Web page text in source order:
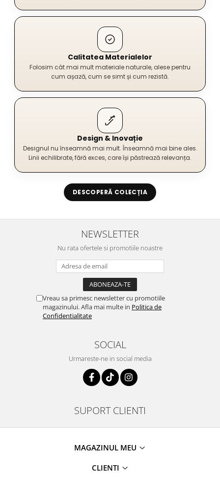
Calitatea Materialelor
Folosim cât mai mult materiale naturale, alese pentru
cum așază, cum se simt și cum rezistă.
Design & Inovație
Designul nu înseamnă mai mult. Înseamnă mai bine ales.
Linii echilibrate, fără exces, care își păstrează relevanța.
DESCOPERĂ COLECȚIA
NEWSLETTER
Nu rata ofertele si promotiile noastre
Vreau sa primesc newsletter cu promotiile
magazinului. Afla mai multe in Politica de
Confidentialitate
SOCIAL
Urmareste-ne in social media
SUPORT CLIENTI
MAGAZINUL MEU
CLIENTI